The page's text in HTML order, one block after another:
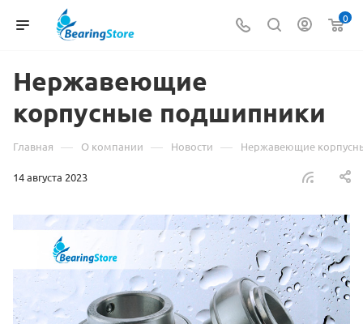
0
Нержавеющие
корпусные подшипники
Главная — О компании — Новости — Нержавеющие
14 августа 2023